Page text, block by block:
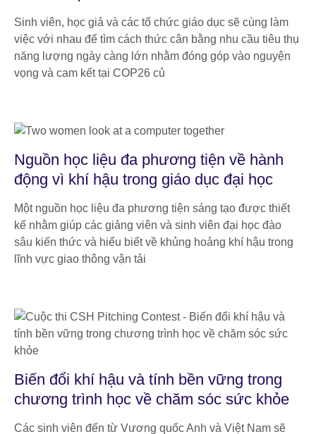
Sinh viên, học giả và các tổ chức giáo dục sẽ cùng làm
việc với nhau để tìm cách thức cân bằng nhu cầu tiêu thụ
năng lượng ngày càng lớn nhằm đóng góp vào nguyện
vọng và cam kết tại COP26 củ
Nguồn học liệu đa phương tiện về hành
động vì khí hậu trong giáo dục đại học
Một nguồn học liệu đa phương tiện sáng tạo được thiết
kế nhằm giúp các giảng viên và sinh viên đại học đào
sâu kiến thức và hiểu biết về khủng hoảng khí hậu trong
lĩnh vực giao thông vận tải
Biến đổi khí hậu và tính bền vững trong
chương trình học về chăm sóc sức khỏe
Các sinh viên đến từ Vương quốc Anh và Việt Nam sẽ